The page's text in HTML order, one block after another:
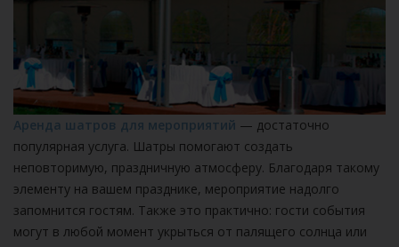
Аренда шатров для мероприятий — достаточно
популярная услуга. Шатры помогают создать
неповторимую, праздничную атмосферу. Благодаря такому
элементу на вашем празднике, мероприятие надолго
запомнится гостям. Также это практично: гости события
могут в любой момент укрыться от палящего солнца или